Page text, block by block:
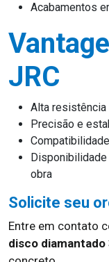
Acabamentos
JRC
Alta
Precisão e
obra
Solicite seu
Entre em contato
disco diamantado